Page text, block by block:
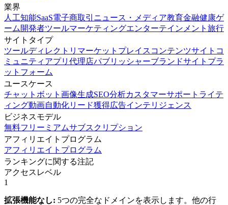
業界
人工知能SaaS電子商取引 ニュース・メディア教育金融健康ゲ
ーム 開発者ツールマーケティングエンターテインメント 旅行
サイトタイプ
ツールディレクトリ マーケットプレイス コンテンツサイト コ
ミュニティ アプリ 代理店パブリッシャーブランドサイト プラ
ットフォーム
ユースケース
チャットボット 画像生成SEO分析カスタマーサポート ライテ
ィング動画自動化リード獲得広告インテリジェンス
ビジネスモデル
無料フリーミアムサブスクリプション
アフィリエイトプログラム
アフィリエイトプログラム
ランキングに関する注記
アクセスレベル
1
拡張機能なし: 5つの完全なドメインを表示します。他の行